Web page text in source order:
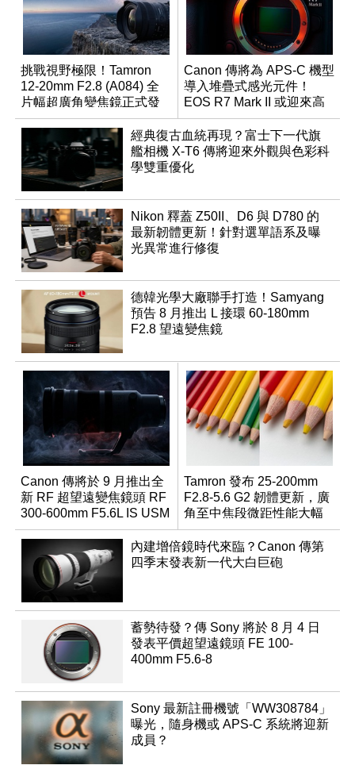
挑戰視野極限！Tamron
12-20mm F2.8 (A084) 全
片幅超廣角變焦鏡正式發
表
Canon 傳將為 APS-C 機型
導入堆疊式感光元件！
EOS R7 Mark II 或迎來高
速讀出升級
經典復古血統再現？富士下一代旗
艦相機 X-T6 傳將迎來外觀與色彩科
學雙重優化
Nikon 釋蓋 Z50II、D6 與 D780 的
最新韌體更新！針對選單語系及曝
光異常進行修復
德韓光學大廠聯手打造！Samyang
預告 8 月推出 L 接環 60-180mm
F2.8 望遠變焦鏡
Canon 傳將於 9 月推出全
新 RF 超望遠變焦鏡頭 RF
300-600mm F5.6L IS USM
Tamron 發布 25-200mm
F2.8-5.6 G2 韌體更新，廣
角至中焦段微距性能大幅
升級
內建增倍鏡時代來臨？Canon 傳第
四季末發表新一代大白巨砲
蓄勢待發？傳 Sony 將於 8 月 4 日
發表平價超望遠鏡頭 FE 100-
400mm F5.6-8
Sony 最新註冊機號「WW308784」
曝光，隨身機或 APS-C 系統將迎新
成員？